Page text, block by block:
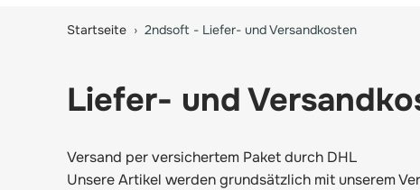
Startseite › 2ndsoft - Liefer- und Versandkosten
Liefer- und
Versand per versichertem Paket durch DHL
Unsere Artikel werden grundsätzlich mit unserem